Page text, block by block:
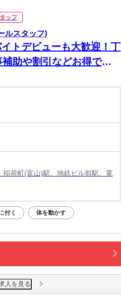
ッフ
ルスタッフ)
トデビューも大歓迎！丁
助や割引などお得で嬉
荷町(富山)駅、地鉄ビル前駅、電
付く 体を動かす
人を見る